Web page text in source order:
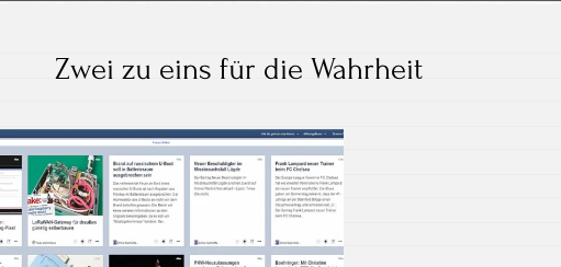
Zwei zu eins für die Wahrheit